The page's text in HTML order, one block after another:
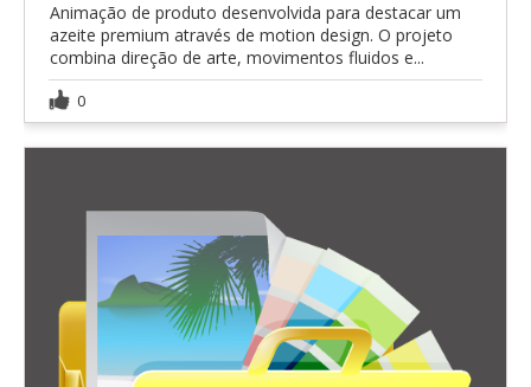
Animação de produto desenvolvida para destacar um
azeite premium através de motion design. O projeto
combina direção de arte, movimentos fluidos e...
0